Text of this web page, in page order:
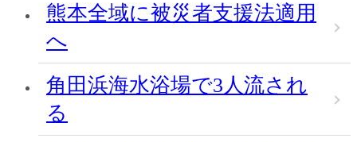
熊本全域に被災者支援法適用
へ
角田浜海水浴場で3人流され
る